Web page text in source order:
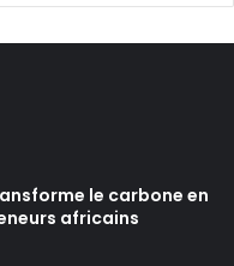
le carbone en
africains